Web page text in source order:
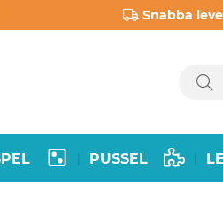
Snabba
PUSSEL